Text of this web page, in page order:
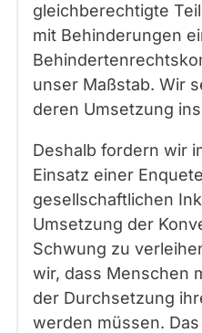
gleichberechtigte
mit Behinderungen
unser Maßstab. Wir
deren Umsetzung
Deshalb fordern wir
Einsatz einer
gesellschaftlichen
Umsetzung der
Schwung zu
wir, dass Menschen
der Durchsetzung
werden müssen.